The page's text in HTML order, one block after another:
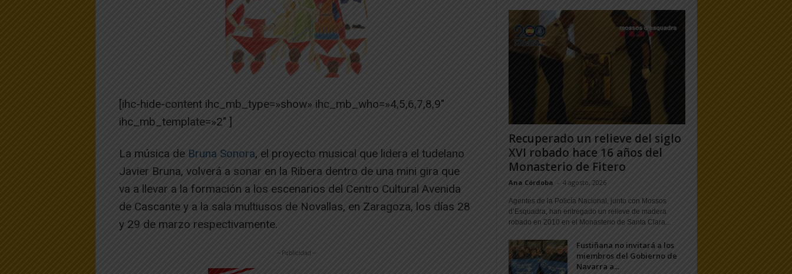
[ihc-hide-content ihc_mb_type=»show» ihc_mb_who=»4,5,6,7,8,9″
ihc_mb_template=»2″ ]
La música de Bruna Sonora, el proyecto musical que lidera el tudelano
Javier Bruna, volverá a sonar en la Ribera dentro de una mini gira que
va a llevar a la formación a los escenarios del Centro Cultural Avenida
de Cascante y a la sala multiusos de Novallas, en Zaragoza, los días 28
y 29 de marzo respectivamente.
-- Publicidad --
Recuperado un relieve del siglo
XVI robado hace 16 años del
Monasterio de Fitero
Ana Córdoba - 4 agosto, 2026
Agentes de la Policía Nacional, junto con Mossos
d’Esquadra, han entregado un relieve de madera
robado en 2010 en el Monasterio de Santa Clara...
Fustiñana no invitará a los
miembros del Gobierno de
Navarra a...